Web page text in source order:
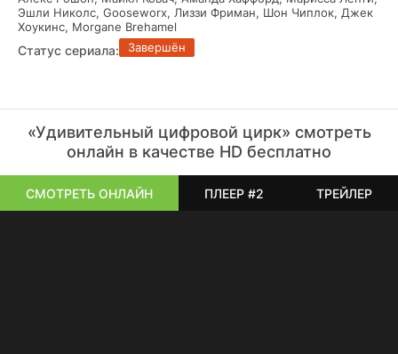
Эшли Николс, Gooseworx, Лиззи Фриман, Шон Чиплок, Джек
Хоукинс, Morgane Brehamel
Статус сериала: Завершён
«Удивительный цифровой цирк» смотреть
онлайн в качестве HD бесплатно
СМОТРЕТЬ ОНЛАЙН ПЛЕЕР #2 ТРЕЙЛЕР